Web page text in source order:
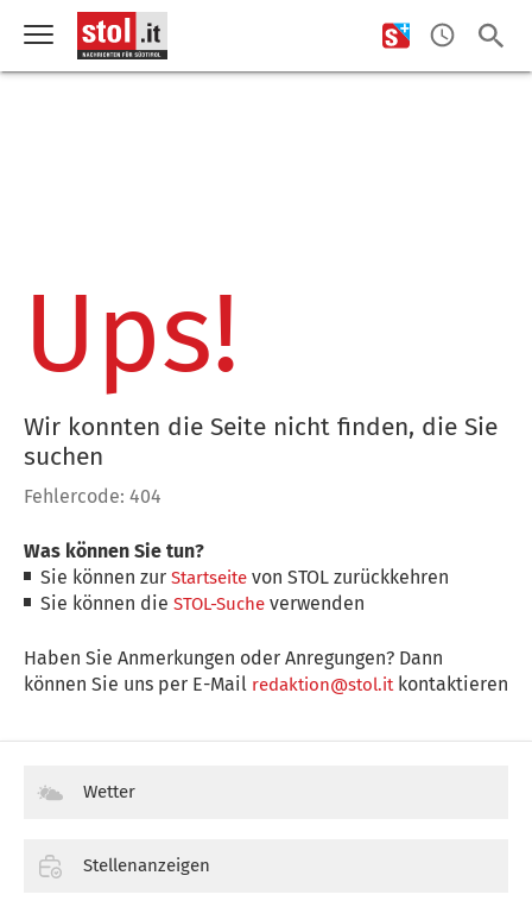
Ups!
Wir konnten die Seite nicht finden, die Sie
suchen
Fehlercode: 404
Was können Sie tun?
Sie können zurStartseite von STOL zurückkehren
Sie können dieSTOL-Suche verwenden
Haben Sie Anmerkungen oder Anregungen? Dann
können Sie uns per E-Mail redaktion@stol.itkontaktieren
Wetter
Stellenanzeigen